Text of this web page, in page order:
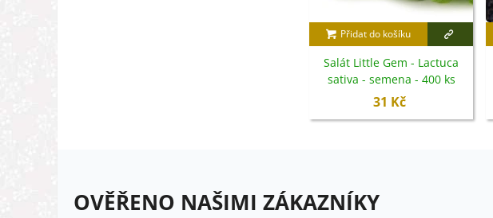
Přidat do košíku
Salát Little Gem - Lactuca
sativa - semena - 400 ks
31 Kč
OVĚŘENO NAŠIMI ZÁKAZNÍKY